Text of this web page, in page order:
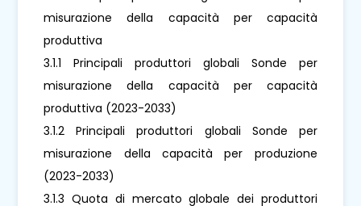
misurazione della capacità per capacità
produttiva
3.1.1 Principali produttori globali Sonde per
misurazione della capacità per capacità
produttiva (2023-2033)
3.1.2 Principali produttori globali Sonde per
misurazione della capacità per produzione
(2023-2033)
3.1.3 Quota di mercato globale dei produttori